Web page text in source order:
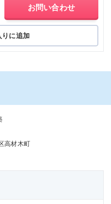
お問い合わせ
りに追加
高材木町